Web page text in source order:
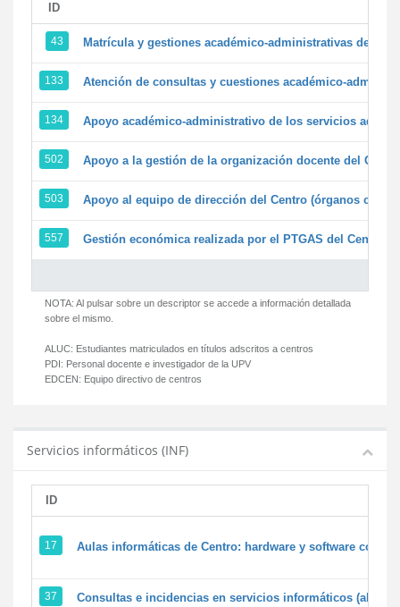
ID
43 Matrícula y gestiones académico-administrativas de la
133 Atención de consultas y cuestiones académico-
134 Apoyo académico-administrativo de los servicios
502 Apoyo a la gestión de la organización docente del
503 Apoyo al equipo de dirección del Centro (órganos
557 Gestión económica realizada por el PTGAS del Centro
NOTA: Al pulsar sobre un descriptor se accede a información detallada
sobre el mismo.
ALUC: Estudiantes matriculados en títulos adscritos a centros
PDI: Personal docente e investigador de la UPV
EDCEN: Equipo directivo de centros
Servicios informáticos (INF)
ID
17 Aulas informáticas de Centro: hardware y software
37 Consultas e incidencias en servicios informáticos